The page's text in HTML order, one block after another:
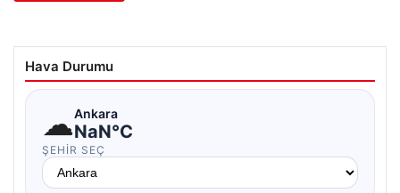
Hava Durumu
☁Ankara
NaN°C
ŞEHIR SEÇ